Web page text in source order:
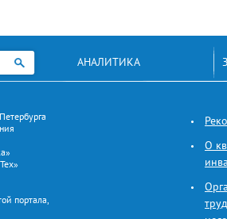
АНАЛИТИКА
портала,
О